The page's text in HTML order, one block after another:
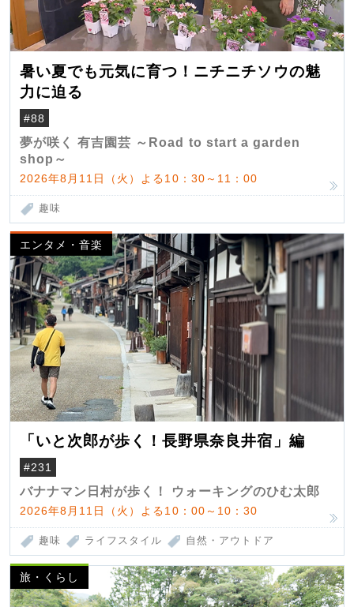
暑い夏でも元気に育つ！ニチニチソウの魅
力に迫る
#88
夢が咲く 有吉園芸 ～Road to start a garden
shop～
2026年8月11日（火）よる10：30～11：00
趣味
エンタメ・音楽
「いと次郎が歩く！長野県奈良井宿」編
#231
バナナマン日村が歩く！ ウォーキングのひむ太郎
2026年8月11日（火）よる10：00～10：30
趣味 ライフスタイル 自然・アウトドア
旅・くらし